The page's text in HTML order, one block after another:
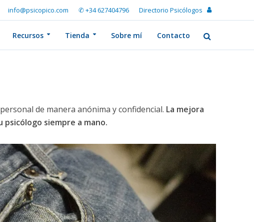
info@psicopico.com ✆ +34 627404796 Directorio Psicólogos
Recursos Tienda Sobre mí Contacto
de manera anónima y confidencial. La mejora
siempre a mano.